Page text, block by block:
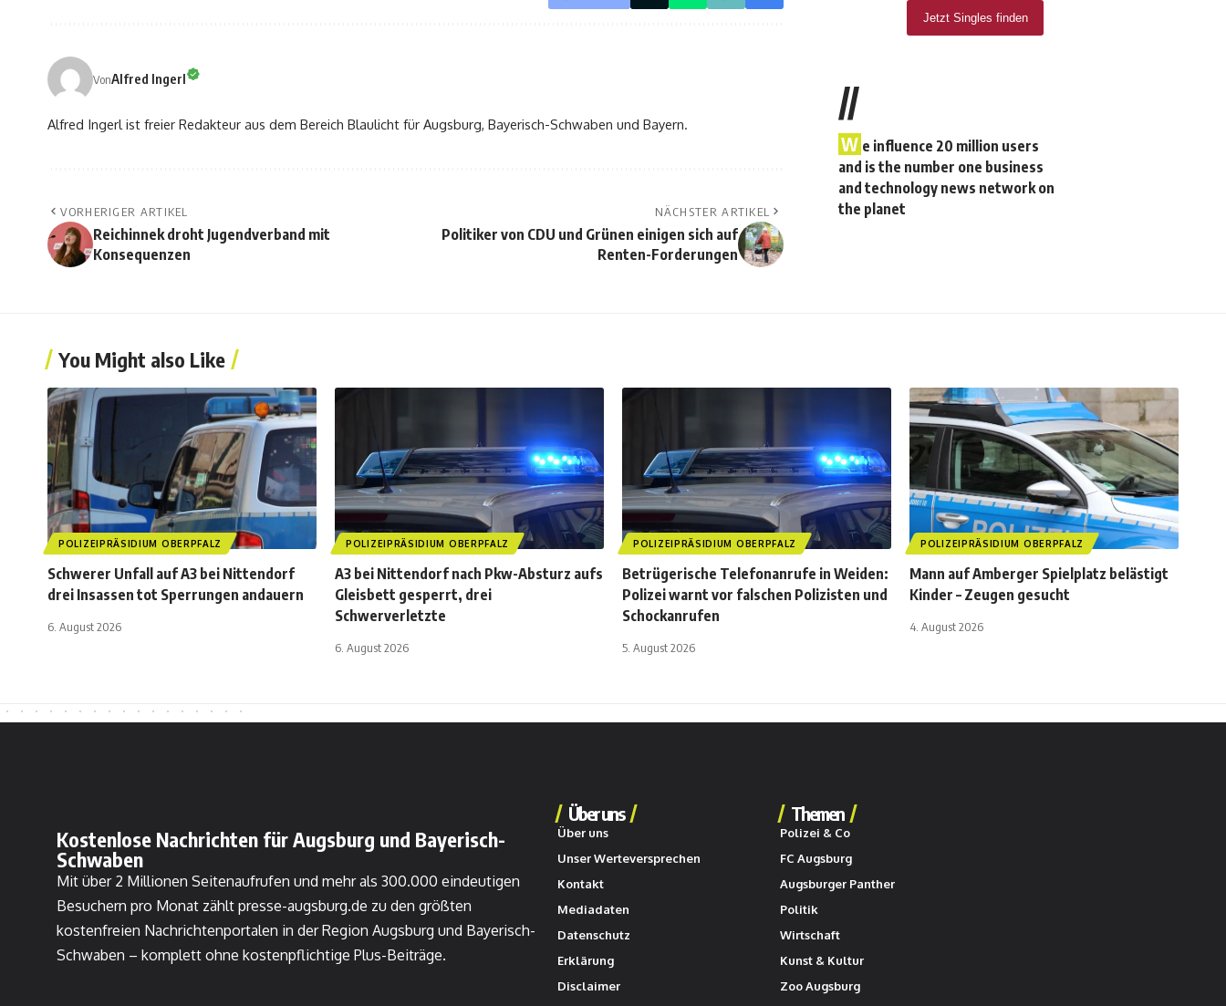
VonAlfred Ingerl
Alfred Ingerl ist freier Redakteur aus dem Bereich Blaulicht für Augsburg, Bayerisch-Schwaben und Bayern.
VORHERIGER ARTIKEL
Reichinnek droht Jugendverband mit
Konsequenzen
NÄCHSTER ARTIKEL
Politiker von CDU und Grünen einigen sich auf
Renten-Forderungen
//
W e influence 20 million users
and is the number one business
and technology news network on
the planet
You Might also Like
POLIZEIPRÄSIDIUM OBERPFALZ
Schwerer Unfall auf A3 bei Nittendorf
drei Insassen tot Sperrungen andauern
6. August 2026
POLIZEIPRÄSIDIUM OBERPFALZ
A3 bei Nittendorf nach Pkw-Absturz aufs
Gleisbett gesperrt, drei
Schwerverletzte
6. August 2026
POLIZEIPRÄSIDIUM OBERPFALZ
Betrügerische Telefonanrufe in Weiden:
Polizei warnt vor falschen Polizisten und
Schockanrufen
5. August 2026
POLIZEIPRÄSIDIUM OBERPFALZ
Mann auf Amberger Spielplatz belästigt
Kinder – Zeugen gesucht
4. August 2026
Kostenlose Nachrichten für Augsburg und Bayerisch-
Schwaben
Mit über 2 Millionen Seitenaufrufen und mehr als 300.000 eindeutigen
Besuchern pro Monat zählt presse-augsburg.de zu den größten
kostenfreien Nachrichtenportalen in der Region Augsburg und Bayerisch-
Schwaben – komplett ohne kostenpflichtige Plus-Beiträge.
Über uns
Über uns
Unser Werteversprechen
Kontakt
Mediadaten
Datenschutz
Erklärung
Disclaimer
Themen
Polizei & Co
FC Augsburg
Augsburger Panther
Politik
Wirtschaft
Kunst & Kultur
Zoo Augsburg